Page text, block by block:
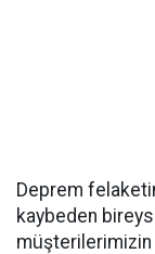
Deprem
kaybeden
müşterilerimizin